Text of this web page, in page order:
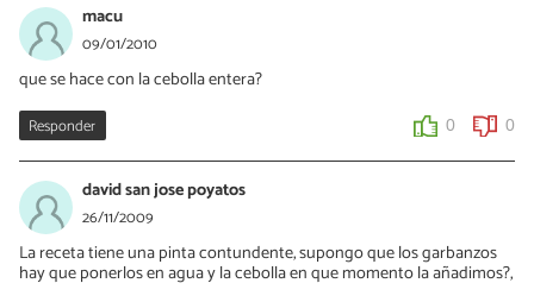
macu
09/01/2010
que se hace con la cebolla entera?
Responder 0 0
david san jose poyatos
26/11/2009
La receta tiene una pinta contundente, supongo que los garbanzos
hay que ponerlos en agua y la cebolla en que momento la añadimos?,